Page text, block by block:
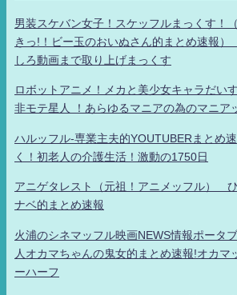
男装スケバン女子！スケッフルまっくす！
きっ!！ビー玉のおいぬさん的まとめ速報
しろ動画まで取り上げまっくす
ロボットアニメ！メカと美少女キャラだい
非モテ星人 ！あらゆるマニアの為のマニア
ハルッフル-専業主夫的YOUTUBERまとめ
く！初老人の介護生活！激動の1750日
アニゲタレスト（元祖！アニメッフル）
ナベ的まとめ速報
火浦のシネマッフル映画NEWS情報ポータ
人オカマちゃんの鬼女的まとめ速報!オカマ
ーハーフ